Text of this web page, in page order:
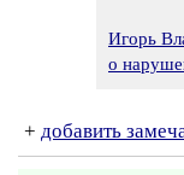
Игорь
о
+ добавить